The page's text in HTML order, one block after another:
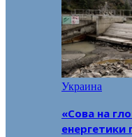
Украина
«Сова на
енергетики